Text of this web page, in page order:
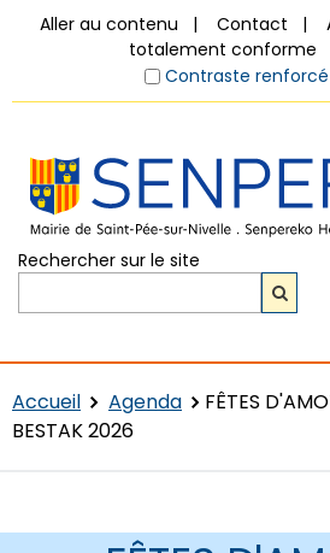
Aller au contenu Contact
totalement conforme
Contraste renforcé
Rechercher sur le site
Accueil Agenda
FÊTES
BESTAK 2026